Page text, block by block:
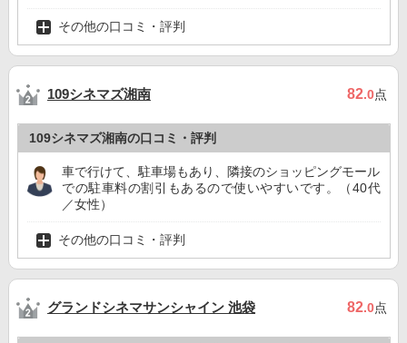
その他の口コミ・評判
109シネマズ湘南 82.0点
109シネマズ湘南の口コミ・評判
車で行けて、駐車場もあり、隣接のショッピングモール
での駐車料の割引もあるので使いやすいです。（40代
／女性）
その他の口コミ・評判
グランドシネマサンシャイン 池袋 82.0点